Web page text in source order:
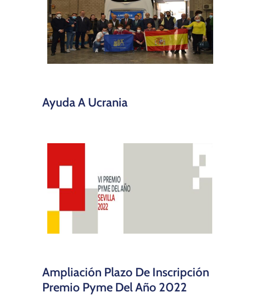
Ayuda A Ucrania
Ampliación Plazo De Inscripción
Premio Pyme Del Año 2022